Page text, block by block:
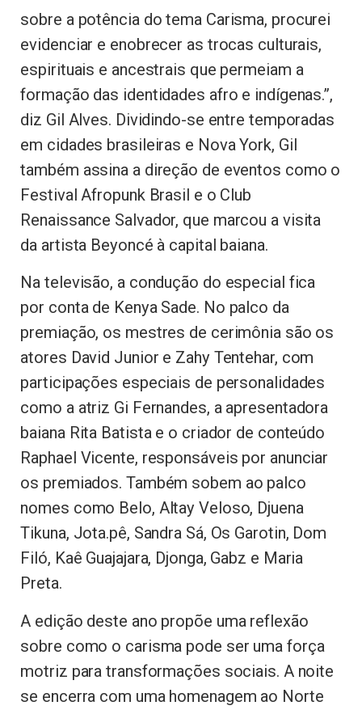
sobre a potência do tema Carisma, procurei
evidenciar e enobrecer as trocas culturais,
espirituais e ancestrais que permeiam a
formação das identidades afro e indígenas.”,
diz Gil Alves. Dividindo-se entre temporadas
em cidades brasileiras e Nova York, Gil
também assina a direção de eventos como o
Festival Afropunk Brasil e o Club
Renaissance Salvador, que marcou a visita
da artista Beyoncé à capital baiana.
Na televisão, a condução do especial fica
por conta de Kenya Sade. No palco da
premiação, os mestres de cerimônia são os
atores David Junior e Zahy Tentehar, com
participações especiais de personalidades
como a atriz Gi Fernandes, a apresentadora
baiana Rita Batista e o criador de conteúdo
Raphael Vicente, responsáveis por anunciar
os premiados. Também sobem ao palco
nomes como Belo, Altay Veloso, Djuena
Tikuna, Jota.pê, Sandra Sá, Os Garotin, Dom
Filó, Kaê Guajajara, Djonga, Gabz e Maria
Preta.
A edição deste ano propõe uma reflexão
sobre como o carisma pode ser uma força
motriz para transformações sociais. A noite
se encerra com uma homenagem ao Norte